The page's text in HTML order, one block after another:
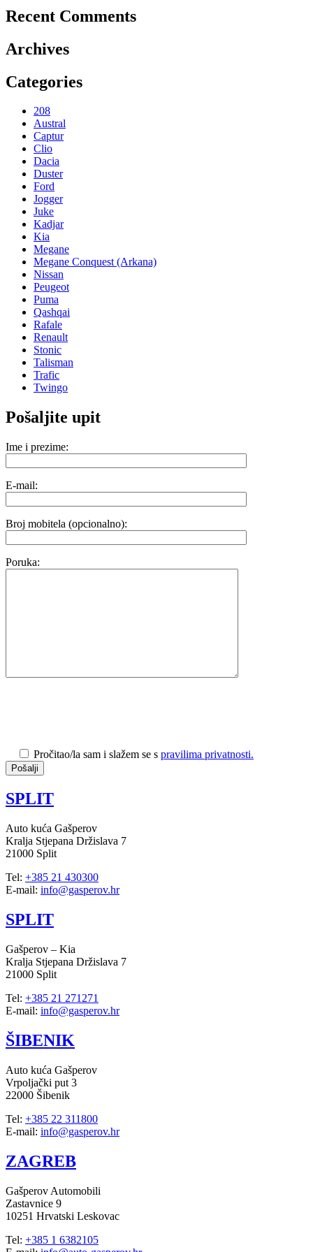
Recent Comments
Archives
Categories
208
Austral
Captur
Clio
Dacia
Duster
Ford
Jogger
Juke
Kadjar
Kia
Megane
Megane Conquest (Arkana)
Nissan
Peugeot
Puma
Qashqai
Rafale
Renault
Stonic
Talisman
Trafic
Twingo
Pošaljite upit
Ime i prezime:
E-mail:
Broj mobitela (opcionalno):
Poruka:
Pročitao/la sam i slažem se s pravilima privatnosti.
SPLIT
Auto kuća Gašperov
Kralja Stjepana Držislava 7
21000 Split
Tel: +385 21 430300
E-mail: info@gasperov.hr
SPLIT
Gašperov – Kia
Kralja Stjepana Držislava 7
21000 Split
Tel: +385 21 271271
E-mail: info@gasperov.hr
ŠIBENIK
Auto kuća Gašperov
Vrpoljački put 3
22000 Šibenik
Tel: +385 22 311800
E-mail: info@gasperov.hr
ZAGREB
Gašperov Automobili
Zastavnice 9
10251 Hrvatski Leskovac
Tel: +385 1 6382105